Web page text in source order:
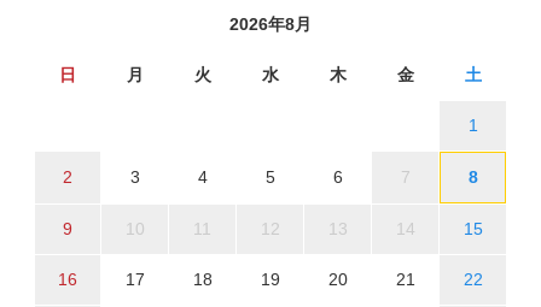
2026年8月
日 月 火 水 木 金 土
1
2 3 4 5 6 7 8
9 10 11 12 13 14 15
16 17 18 19 20 21 22